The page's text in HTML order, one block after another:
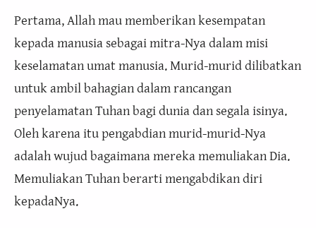
Pertama, Allah mau memberikan kesempatan
kepada manusia sebagai mitra-Nya dalam misi
keselamatan umat manusia. Murid-murid dilibatkan
untuk ambil bahagian dalam rancangan
penyelamatan Tuhan bagi dunia dan segala isinya.
Oleh karena itu pengabdian murid-murid-Nya
adalah wujud bagaimana mereka memuliakan Dia.
Memuliakan Tuhan berarti mengabdikan diri
kepadaNya.